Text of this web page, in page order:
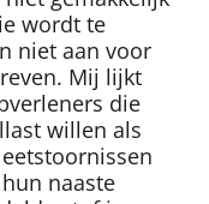
wordt te
niet aan voor
Mij lijkt
die
willen als
naaste